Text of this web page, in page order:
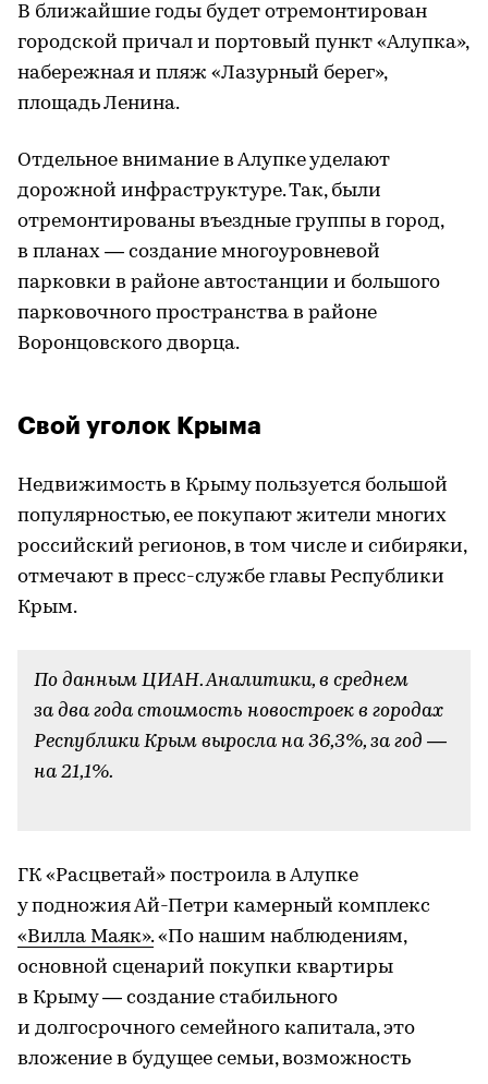
В ближайшие годы будет отремонтирован
городской причал и портовый пункт «Алупка»,
набережная и пляж «Лазурный берег»,
площадь Ленина.
Отдельное внимание в Алупке уделают
дорожной инфраструктуре. Так, были
отремонтированы въездные группы в город,
в планах — создание многоуровневой
парковки в районе автостанции и большого
парковочного пространства в районе
Воронцовского дворца.
Свой уголок Крыма
Недвижимость в Крыму пользуется большой
популярностью, ее покупают жители многих
российский регионов, в том числе и сибиряки,
отмечают в пресс-службе главы Республики
Крым.
По данным ЦИАН. Аналитики, в среднем
за два года стоимость новостроек в городах
Республики Крым выросла на 36,3%, за год —
на 21,1%.
ГК «Расцветай» построила в Алупке
у подножия Ай-Петри камерный комплекс
«Вилла Маяк».«По нашим наблюдениям,
основной сценарий покупки квартиры
в Крыму — создание стабильного
и долгосрочного семейного капитала, это
вложение в будущее семьи, возможность